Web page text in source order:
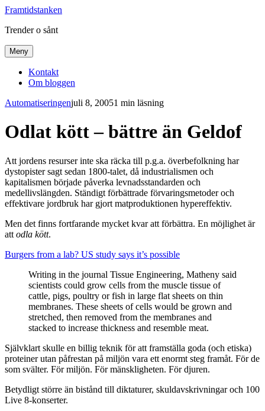
Framtidstanken
Trender o sånt
Meny
Kontakt
Om bloggen
Automatiseringenjuli 8, 20051 min läsning
Odlat kött – bättre än Geldof
Att jordens resurser inte ska räcka till p.g.a. överbefolkning har
dystopister sagt sedan 1800-talet, då industrialismen och
kapitalismen började påverka levnadsstandarden och
medellivslängden. Ständigt förbättrade förvaringsmetoder och
effektivare jordbruk har gjort matproduktionen hypereffektiv.
Men det finns fortfarande mycket kvar att förbättra. En möjlighet är
att odla kött.
Burgers from a lab? US study says it’s possible
Writing in the journal Tissue Engineering, Matheny said
scientists could grow cells from the muscle tissue of
cattle, pigs, poultry or fish in large flat sheets on thin
membranes. These sheets of cells would be grown and
stretched, then removed from the membranes and
stacked to increase thickness and resemble meat.
Självklart skulle en billig teknik för att framställa goda (och etiska)
proteiner utan påfrestan på miljön vara ett enormt steg framåt. För de
som svälter. För miljön. För mänskligheten. För djuren.
Betydligt större än bistånd till diktaturer, skuldavskrivningar och 100
Live 8-konserter.